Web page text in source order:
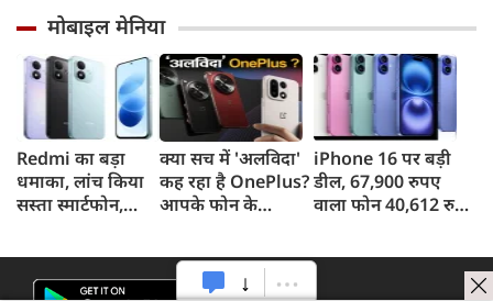
रील नशा है, छात्रों की
गूंज में बोले राहुल
गांधी
जयराम महतो ने
किया अनशन का
ऐलान
दरवाजों' का सच
में
स्कूल
मोबाइल मेनिया
Redmi का बड़ा
धमाका, लांच किया
सस्ता स्मार्टफोन,
क्या सच में 'अलविदा'
कह रहा है OnePlus?
आपके फोन के
iPhone 16 पर बड़ी
डील, 67,900 रुपए
वाला फोन 40,612 रुपए